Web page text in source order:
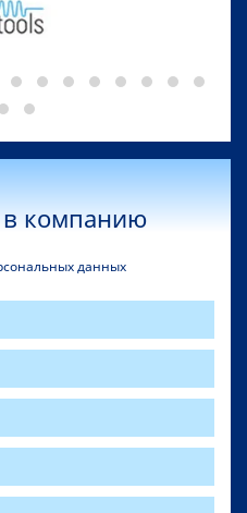
в компанию
данных